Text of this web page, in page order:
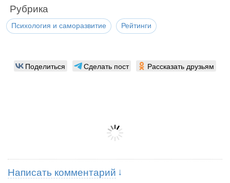
Рубрика
Психология и саморазвитие Рейтинги
Поделиться Сделать пост Рассказать друзьям
Написать комментарий